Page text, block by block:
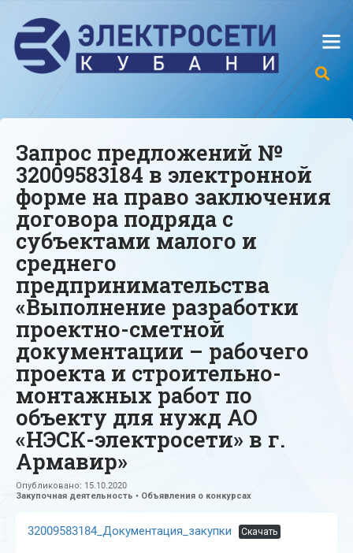
Запрос предложений №
32009583184 в электронной
форме на право заключения
договора подряда с
субъектами малого и
среднего
предпринимательства
«Выполнение разработки
проектно-сметной
документации – рабочего
проекта и строительно-
монтажных работ по
объекту для нужд АО
«НЭСК-электросети» в г.
Армавир»
Опубликовано: 15.10.2020
Закупочная деятельность • Объявления о конкурсах
32009583184_Документация_закупки Скачать